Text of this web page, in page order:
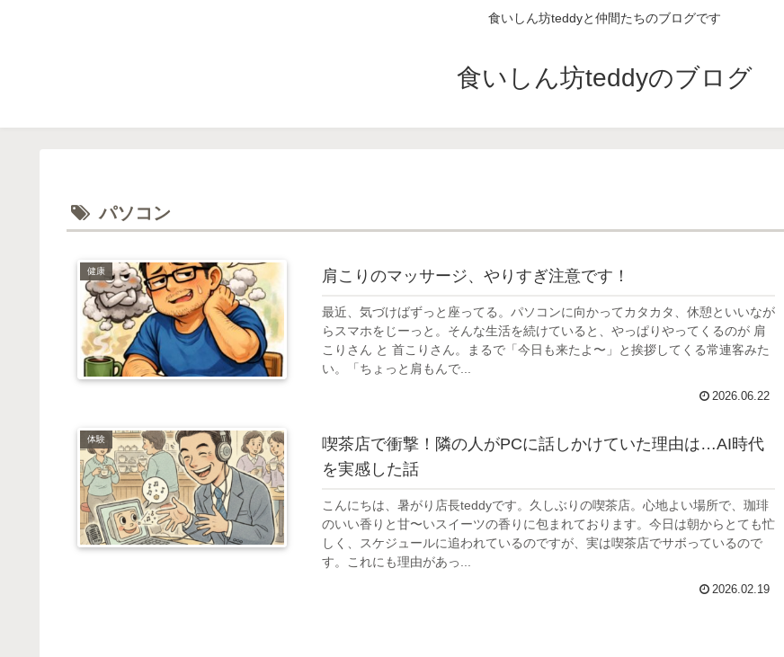
食いしん坊teddyと仲間たちのブログです
食いしん坊teddyのブログ
パソコン
健康 肩こりのマッサージ、やりすぎ注意です！
最近、気づけばずっと座ってる。パソコンに向かってカタカタ、休憩といいなが
らスマホをじーっと。そんな生活を続けていると、やっぱりやってくるのが 肩
こりさん と 首こりさん。まるで「今日も来たよ〜」と挨拶してくる常連客みた
い。「ちょっと肩もんで...
2026.06.22
体験
喫茶店で衝撃！隣の人がPCに話しかけていた理由は…AI時代
を実感した話
こんにちは、暑がり店長teddyです。久しぶりの喫茶店。心地よい場所で、珈琲
のいい香りと甘〜いスイーツの香りに包まれております。今日は朝からとても忙
しく、スケジュールに追われているのですが、実は喫茶店でサボっているので
す。これにも理由があっ...
2026.02.19